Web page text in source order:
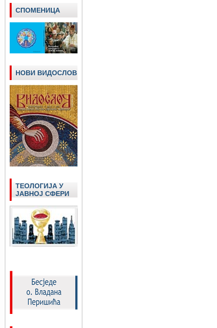
СПОМЕНИЦА
НОВИ ВИДОСЛОВ
ТЕОЛОГИЈА У
ЈАВНОЈ СФЕРИ